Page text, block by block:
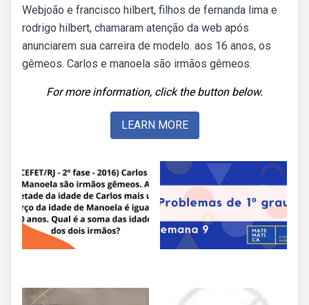
Webjoão e francisco hilbert, filhos de fernanda lima e
rodrigo hilbert, chamaram atenção da web após
anunciarem sua carreira de modelo. aos 16 anos, os
gêmeos. Carlos e manoela são irmãos gêmeos.
For more information, click the button below.
LEARN MORE